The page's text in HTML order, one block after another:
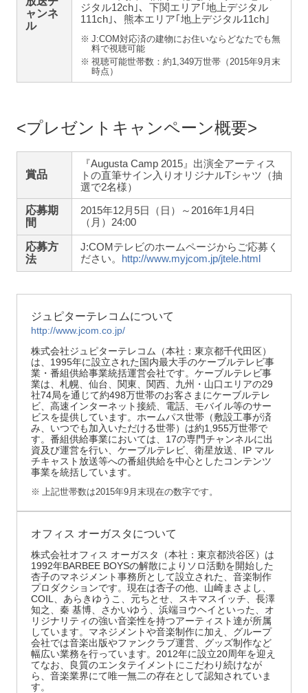
ャンネ
ル
ジタル12ch｣、下関エリア｢地上デジタル
111ch｣、熊本エリア｢地上デジタル11ch｣
※ J:COM対応済の建物にお住いならどなたでも無
料で視聴可能
※ 視聴可能世帯数：約1,349万世帯（2015年9月末
時点）
プレゼントキャンペーン概要
賞品
『Augusta Camp 2015』出演全アーティス
トの直筆サイン入りオリジナルTシャツ（抽
選で2名様）
応募期
間
2015年12月5日（日）～2016年1月4日
（月）24:00
応募方
法
J:COMテレビのホームページからご応募く
ださい。 http://www.myjcom.jp/jtele.html
ジュピターテレコムについて
http://www.jcom.co.jp/
株式会社ジュピターテレコム（本社：東京都千代田区）
は、1995年に設立された国内最大手のケーブルテレビ事
業・番組供給事業統括運営会社です。ケーブルテレビ事
業は、札幌、仙台、関東、関西、九州・山口エリアの29
社74局を通じて約498万世帯のお客さまにケーブルテレ
ビ、高速インターネット接続、電話、モバイル等のサー
ビスを提供しています。ホームパス世帯（敷設工事が済
み、いつでも加入いただける世帯）は約1,955万世帯で
す。番組供給事業においては、17の専門チャンネルに出
資及び運営を行い、ケーブルテレビ、衛星放送、IP マル
チキャスト放送等への番組供給を中心としたコンテンツ
事業を統括しています。
※ 上記世帯数は2015年9月末現在の数字です。
オフィス オーガスタについて
株式会社オフィス オーガスタ（本社：東京都渋谷区）は
1992年BARBEE BOYSの解散によりソロ活動を開始した
杏子のマネジメント事務所として設立された、音楽制作
プロダクションです。現在は杏子の他、山崎まさよし、
COIL、あらきゆうこ、元ちとせ、スキマスイッチ、長澤
知之、秦 基博、さかいゆう、浜端ヨウヘイといった、オ
リジナリティの強い音楽性を持つアーティスト達が所属
しています。マネジメントや音楽制作に加え、グループ
会社では音楽出版やファンクラブ運営、グッズ制作など
幅広い業務を行っています。2012年に設立20周年を迎え
てなお、良質のエンタテイメントにこだわり続けなが
ら、音楽業界にて唯一無二の存在として認知されていま
す。